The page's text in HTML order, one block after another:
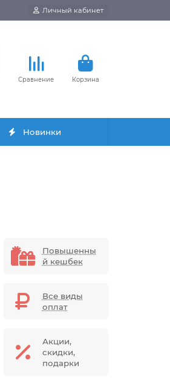
Личный кабинет
Сравнение Корзина
Новинки
Повышенны
й кешбек
Все виды
оплат
Акции,
скидки,
подарки